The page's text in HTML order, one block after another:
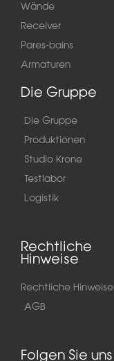
Wände
Receiver
Pares-bains
Armaturen
Die Gruppe
Die Gruppe
Produktionen
Studio Krone
Testlabor
Logistik
Rechtliche
Hinweise
Rechtliche Hinweise
AGB
Folgen Sie uns